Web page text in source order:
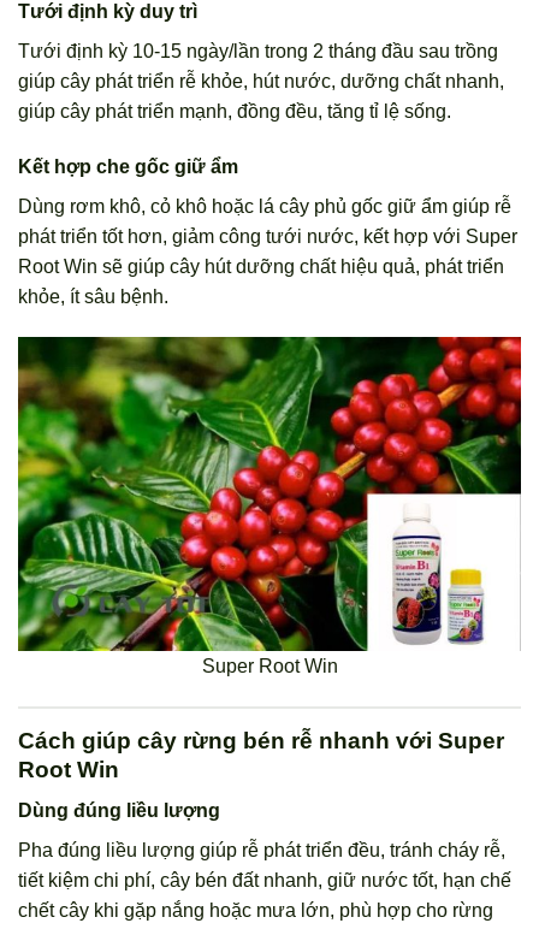
Tưới định kỳ duy trì
Tưới định kỳ 10-15 ngày/lần trong 2 tháng đầu sau trồng
giúp cây phát triển rễ khỏe, hút nước, dưỡng chất nhanh,
giúp cây phát triển mạnh, đồng đều, tăng tỉ lệ sống.
Kết hợp che gốc giữ ẩm
Dùng rơm khô, cỏ khô hoặc lá cây phủ gốc giữ ẩm giúp rễ
phát triển tốt hơn, giảm công tưới nước, kết hợp với Super
Root Win sẽ giúp cây hút dưỡng chất hiệu quả, phát triển
khỏe, ít sâu bệnh.
Super Root Win
Cách giúp cây rừng bén rễ nhanh với Super
Root Win
Dùng đúng liều lượng
Pha đúng liều lượng giúp rễ phát triển đều, tránh cháy rễ,
tiết kiệm chi phí, cây bén đất nhanh, giữ nước tốt, hạn chế
chết cây khi gặp nắng hoặc mưa lớn, phù hợp cho rừng